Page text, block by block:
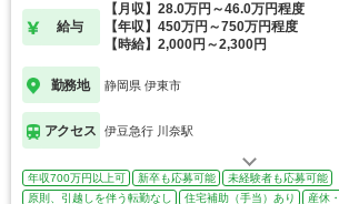
給与
【月収】28.0万円～46.0万円程度
【年収】450万円～750万円程度
【時給】2,000円～2,300円
勤務地 静岡県 伊東市
アクセス 伊豆急行 川奈駅
年収700万円以上可 新卒も応募可能
未経験者も応募可能
原則、引越しを伴う転勤なし
住宅補助（手当）あり
産休